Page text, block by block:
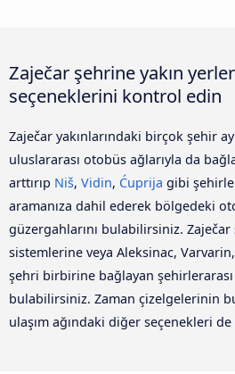
Zaječar şehrine yakın
seçeneklerini kontrol edin
Zaječar yakınlarındaki birçok şehir
uluslararası otobüs ağlarıyla da
arttırıp Niš, Vidin, Ćuprija gibi
aramanıza dahil ederek bölgedeki
güzergahlarını bulabilirsiniz.
sistemlerine veya Aleksinac,
şehri birbirine bağlayan şehirlerarası
bulabilirsiniz. Zaman çizelgelerinin
ulaşım ağındaki diğer seçenekleri